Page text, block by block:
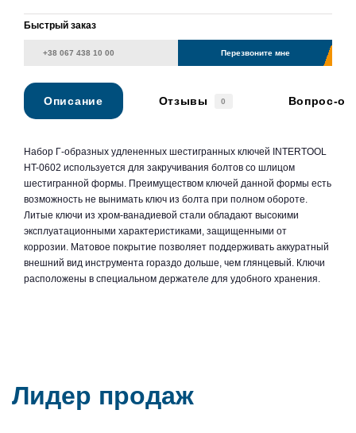
Быстрый заказ
Перезвоните мне
Описание Отзывы 0 Вопрос-
Набор Г-образных удлененных шестигранных ключей INTERTOOL
HT-0602 используется для закручивания болтов со шлицом
шестигранной формы. Преимуществом ключей данной формы есть
возможность не вынимать ключ из болта при полном обороте.
Литые ключи из хром-ванадиевой стали обладают высокими
эксплуатационными характеристиками, защищенными от
коррозии. Матовое покрытие позволяет поддерживать аккуратный
внешний вид инструмента гораздо дольше, чем глянцевый. Ключи
расположены в специальном держателе для удобного хранения.
Лидер продаж